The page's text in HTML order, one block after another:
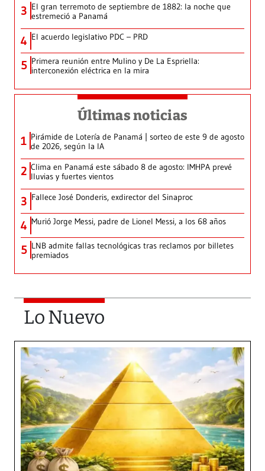
3 El gran terremoto de septiembre de 1882: la noche que
estremeció a Panamá
4 El acuerdo legislativo PDC – PRD
5 Primera reunión entre Mulino y De La Espriella:
interconexión eléctrica en la mira
Últimas noticias
1 Pirámide de Lotería de Panamá | sorteo de este 9 de agosto
de 2026, según la IA
2 Clima en Panamá este sábado 8 de agosto: IMHPA prevé
lluvias y fuertes vientos
3 Fallece José Donderis, exdirector del Sinaproc
4 Murió Jorge Messi, padre de Lionel Messi, a los 68 años
5 LNB admite fallas tecnológicas tras reclamos por billetes
premiados
Lo Nuevo